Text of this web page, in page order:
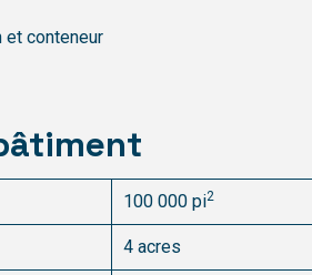
et conteneur
100 000 pi2
4 acres